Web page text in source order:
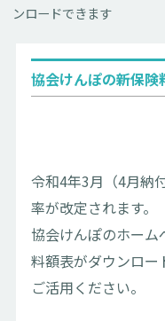
ンロードできます
協会けんぽの新保
令和4年3月（4月納
率が改定されます。
協会けんぽのホー
料額表がダウンロー
ご活用ください。